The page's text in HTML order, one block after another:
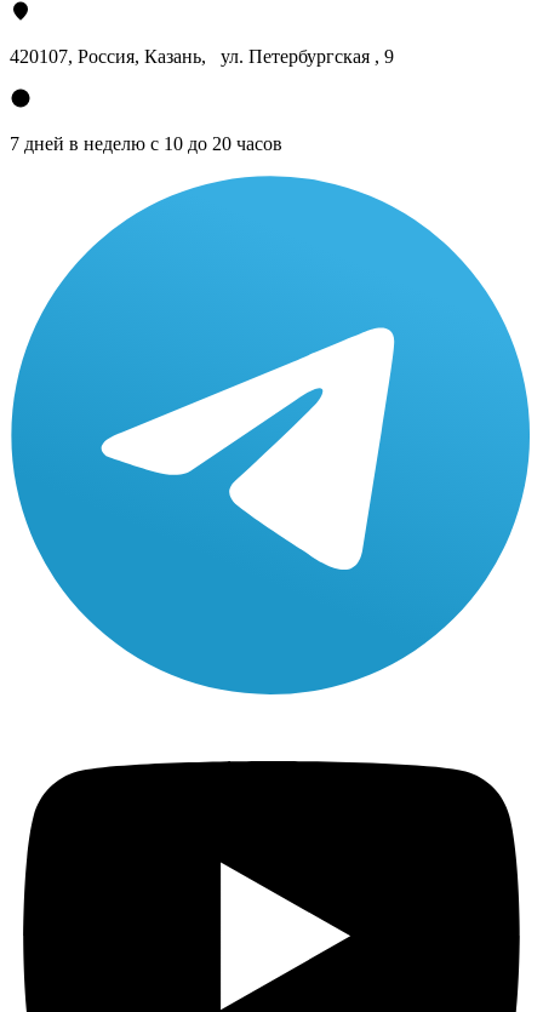
420107, Россия, Казань, ул. Петербургская , 9
7 дней в неделю с 10 до 20 часов